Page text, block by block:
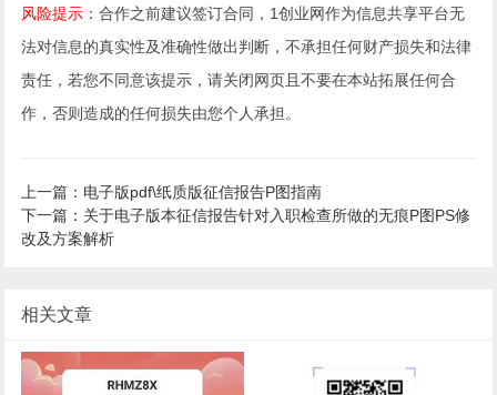
风险提示 ：合作之前建议签订合同，1创业网作为信息共享平台无
法对信息的真实性及准确性做出判断，不承担任何财产损失和法律
责任，若您不同意该提示，请关闭网页且不要在本站拓展任何合
作，否则造成的任何损失由您个人承担。
上一篇：电子版pdf\纸质版征信报告P图指南
下一篇：关于电子版本征信报告针对入职检查所做的无痕P图PS修
改及方案解析
相关文章